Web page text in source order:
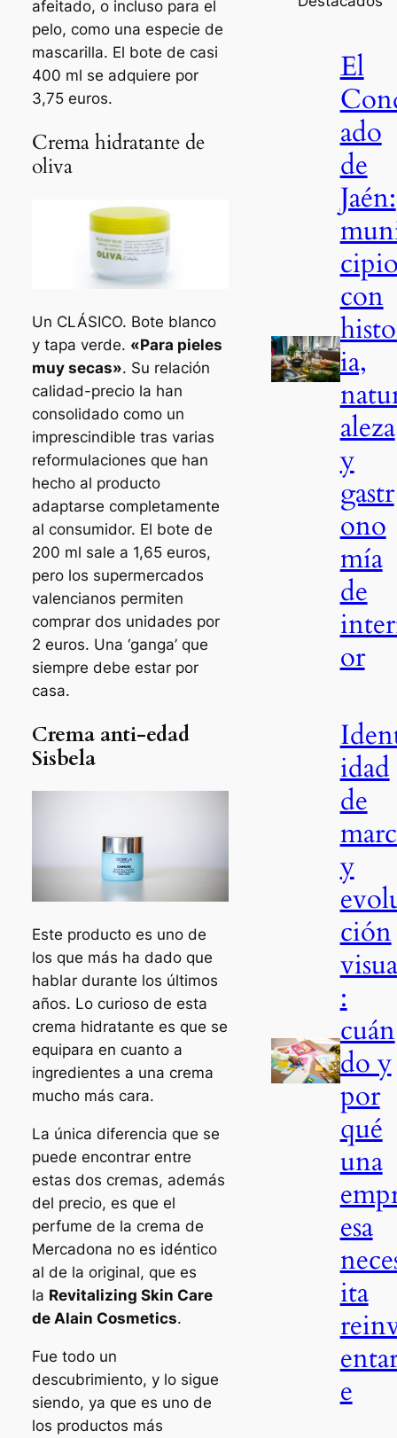
afeitado, o incluso para el
pelo, como una especie de
mascarilla. El bote de casi
400 ml se adquiere por
3,75 euros.
Crema hidratante de
oliva
Un CLÁSICO. Bote blanco
y tapa verde. «Para pieles
muy secas». Su relación
calidad-precio la han
consolidado como un
imprescindible tras varias
reformulaciones que han
hecho al producto
adaptarse completamente
al consumidor. El bote de
200 ml sale a 1,65 euros,
pero los supermercados
valencianos permiten
comprar dos unidades por
2 euros. Una ‘ganga’ que
siempre debe estar por
casa.
Crema anti-edad
Sisbela
Este producto es uno de
los que más ha dado que
hablar durante los últimos
años. Lo curioso de esta
crema hidratante es que se
equipara en cuanto a
ingredientes a una crema
mucho más cara.
La única diferencia que se
puede encontrar entre
estas dos cremas, además
del precio, es que el
perfume de la crema de
Mercadona no es idéntico
al de la original, que es
la Revitalizing Skin Care
de Alain Cosmetics.
Fue todo un
descubrimiento, y lo sigue
siendo, ya que es uno de
los productos más
El
ado
de
Jaén:
con
ia,
aleza
y
gastr
ono
mía
de
or
idad
de
y
ción
:
cuán
do y
por
qué
una
esa
ita
e